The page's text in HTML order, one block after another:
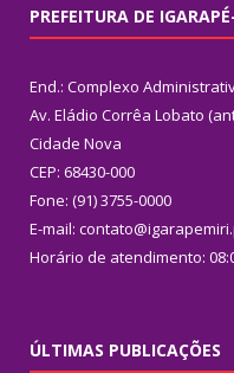
PREFEITURA DE
End.: Complexo
Av. Eládio Corrêa Lobato
Cidade Nova
CEP: 68430-000
Fone: (91) 3755-0000
E-mail:
Horário de atendimento:
ÚLTIMAS PUBLICAÇÕES